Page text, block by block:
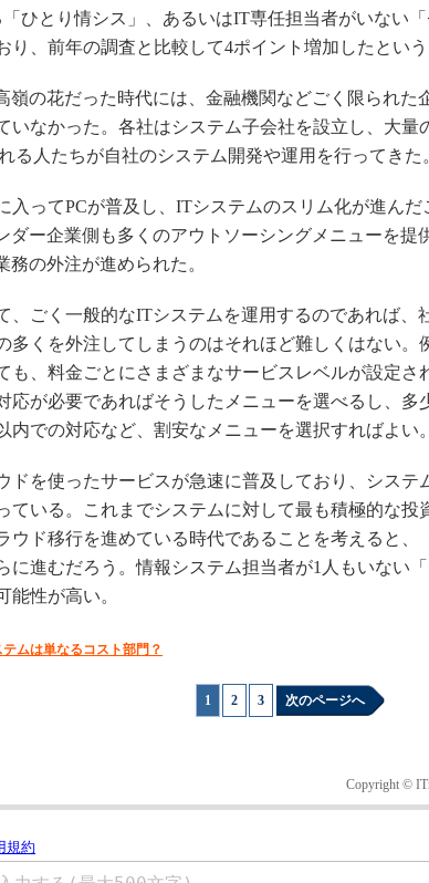
ひとり情シス」、あるいはIT専任担当者がいない
り、前年の調査と比較して4ポイント増加したという
の花だった時代には、金融機関などごく限られた
いなかった。各社はシステム子会社を設立し、大量
る人たちが自社のシステム開発や運用を行ってきた
ってPCが普及し、ITシステムのスリム化が進んだ
ダー企業側も多くのアウトソーシングメニューを提
務の外注が進められた。
ごく一般的なITシステムを運用するのであれば、
多くを外注してしまうのはそれほど難しくはない。
も、料金ごとにさまざまなサービスレベルが設定さ
応が必要であればそうしたメニューを選べるし、多
内での対応など、割安なメニューを選択すればよい。
を使ったサービスが急速に普及しており、システ
ている。これまでシステムに対して最も積極的な投
ウド移行を進めている時代であることを考えると、
に進むだろう。情報システム担当者が1人もいない
能性が高い。
ムは単なるコスト部門？
1 2 3 次のページへ
Copyright ©